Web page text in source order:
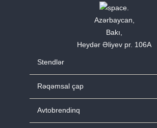
Azərbaycan,
Bakı,
Heydər Əliyev pr. 106A
Stendlər
Rəqəmsal çap
Avtobrendinq